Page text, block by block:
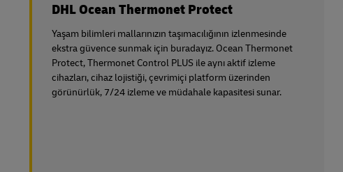
DHL Ocean Thermonet Protect
Yaşam bilimleri mallarınızın taşımacılığının izlenmesinde
ekstra güvence sunmak için buradayız. Ocean Thermonet
Protect, Thermonet Control PLUS ile aynı aktif izleme
cihazları, cihaz lojistiği, çevrimiçi platform üzerinden
görünürlük, 7/24 izleme ve müdahale kapasitesi sunar.